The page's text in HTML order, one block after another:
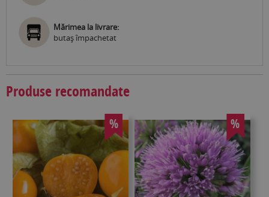
Mărimea la livrare:
butaş împachetat
Produse recomandate
% %